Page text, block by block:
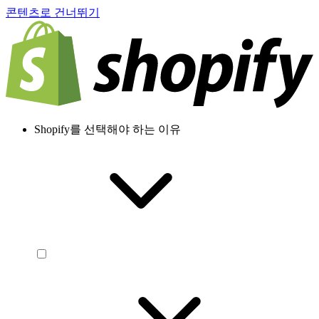
콘텐츠로 건너뛰기
Shopify를 선택해야 하는 이유